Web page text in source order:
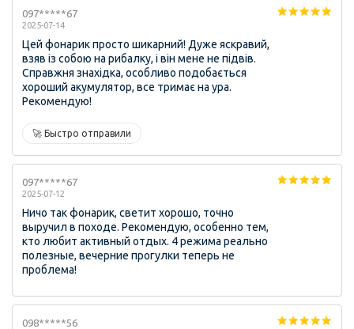
097*****67
2025-07-14
Цей фонарик просто шикарний! Дуже яскравий,
взяв із собою на рибалку, і він мене не підвів.
Справжня знахідка, особливо подобається
хороший акумулятор, все тримає на ура.
Рекомендую!
🚀 Быстро отправили
097*****67
2025-07-12
Ничо так фонарик, светит хорошо, точно
выручил в походе. Рекомендую, особенно тем,
кто любит активный отдых. 4 режима реально
полезные, вечерние прогулки теперь не
проблема!
098*****56